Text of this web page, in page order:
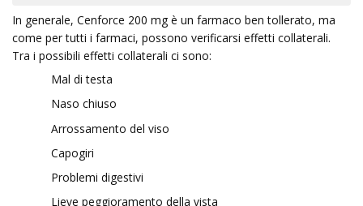
In generale, Cenforce 200 mg è un farmaco ben tollerato, ma
come per tutti i farmaci, possono verificarsi effetti collaterali.
Tra i possibili effetti collaterali ci sono:
Mal di testa
Naso chiuso
Arrossamento del viso
Capogiri
Problemi digestivi
Lieve peggioramento della vista